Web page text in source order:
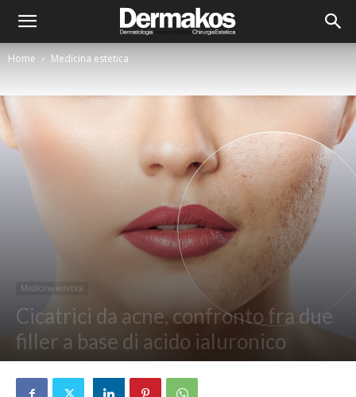
Home Medicina estetica
Medicina estetica
Cicatrici da acne, confronto fra due
filler a base di acido ialuronico